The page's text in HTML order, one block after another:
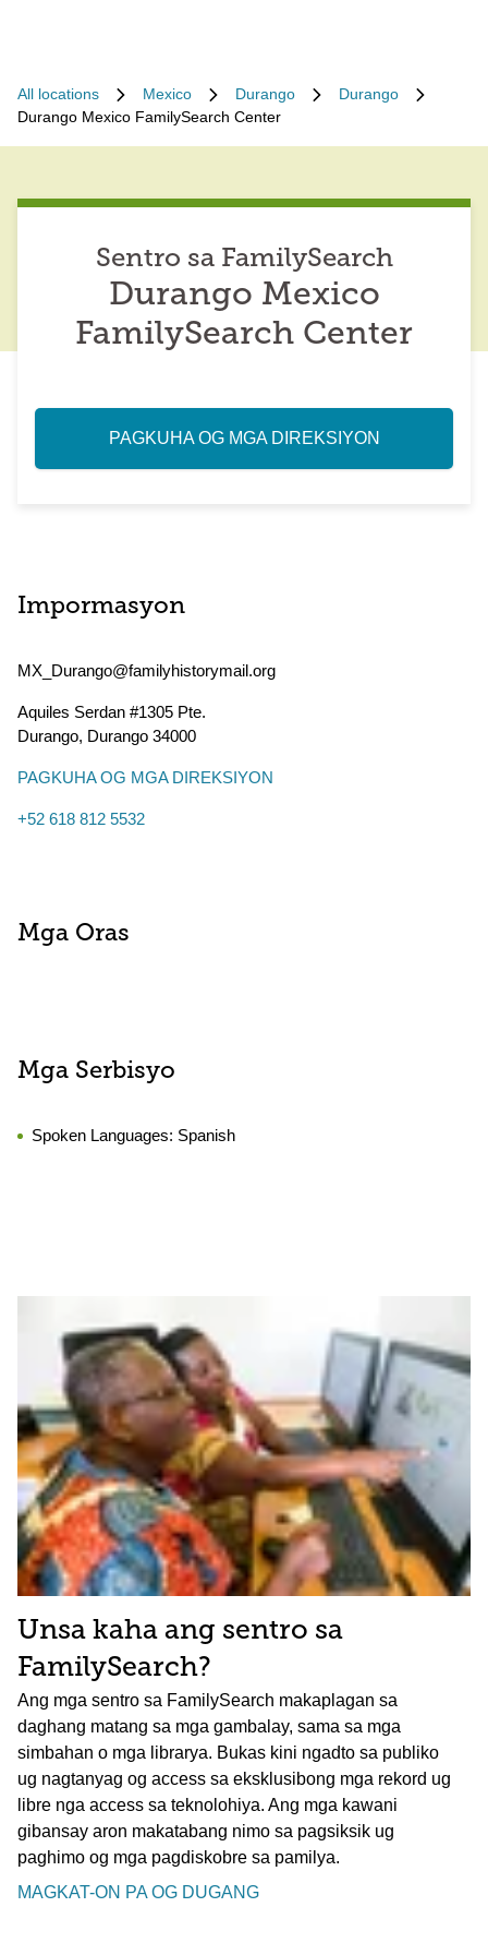
All locations Mexico Durango
Durango
Durango Mexico FamilySearch Center
Sentro sa FamilySearch
Durango Mexico
FamilySearch Center
PAGKUHA OG MGA DIREKSIYON
Impormasyon
MX_Durango@familyhistorymail.org
Aquiles Serdan #1305 Pte.
Durango, Durango 34000
PAGKUHA OG MGA DIREKSIYON
+52 618 812 5532
Mga Oras
Mga Serbisyo
Spoken Languages: Spanish
Unsa kaha ang sentro sa
FamilySearch?
Ang mga sentro sa FamilySearch makaplagan sa
daghang matang sa mga gambalay, sama sa mga
simbahan o mga librarya. Bukas kini ngadto sa publiko
ug nagtanyag og access sa eksklusibong mga rekord ug
libre nga access sa teknolohiya. Ang mga kawani
gibansay aron makatabang nimo sa pagsiksik ug
paghimo og mga pagdiskobre sa pamilya.
MAGKAT-ON PA OG DUGANG